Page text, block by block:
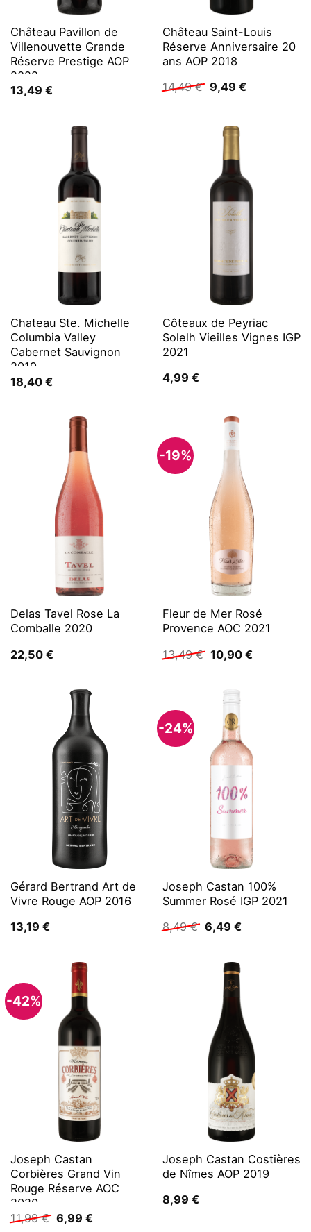
Château Pavillon de
Villenouvette Grande
Réserve Prestige AOP
2022
13,49 €
Château Saint-Louis
Réserve Anniversaire 20
ans AOP 2018
14,49€ Ursprünglicher
Preis
9,49 €Aktueller
Chateau Ste. Michelle
Columbia Valley
Cabernet Sauvignon
2019
18,40 €
Côteaux de Peyriac
Solelh Vieilles Vignes IGP
2021
4,99 €
Delas Tavel Rose La
Comballe 2020
22,50 €
-19%
Fleur de Mer Rosé
Provence AOC 2021
13,49€ Ursprünglicher
Preis
10,90 €Aktueller
Gérard Bertrand Art de
Vivre Rouge AOP 2016
13,19 €
-24%
Joseph Castan 100%
Summer Rosé IGP 2021
8,49€ Ursprünglicher
Preis
8,49 €
6,49 €Aktueller
-42%
Joseph Castan
Corbières Grand Vin
Rouge Réserve AOC
2020
11,99€ Ursprünglicher
Preis
6,99 €Aktueller
Joseph Castan Costières
de Nîmes AOP 2019
8,99 €